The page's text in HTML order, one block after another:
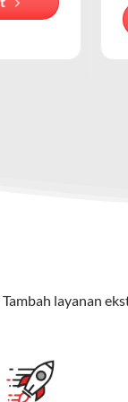
berlangganan
adalah solusi
cepat, dan
ini mencapai
lokal dan
Tambah layanan